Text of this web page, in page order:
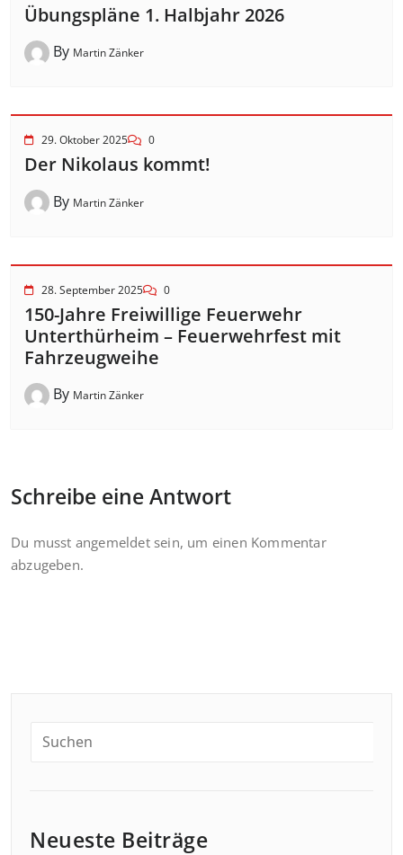
Übungspläne 1. Halbjahr 2026
By Martin Zänker
29. Oktober 2025 0
Der Nikolaus kommt!
By Martin Zänker
28. September 2025 0
150-Jahre Freiwillige Feuerwehr
Unterthürheim – Feuerwehrfest mit
Fahrzeugweihe
By Martin Zänker
Schreibe eine Antwort
Du musst angemeldetsein, um einen Kommentar
abzugeben.
Neueste Beiträge